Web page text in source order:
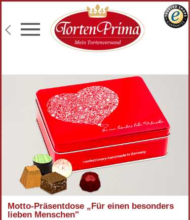
Konditor-Qualität
Torten mit Wunschtext
Lieferung an Wunschadresse
Motto-Präsentdose „Für einen besonders
lieben Menschen"